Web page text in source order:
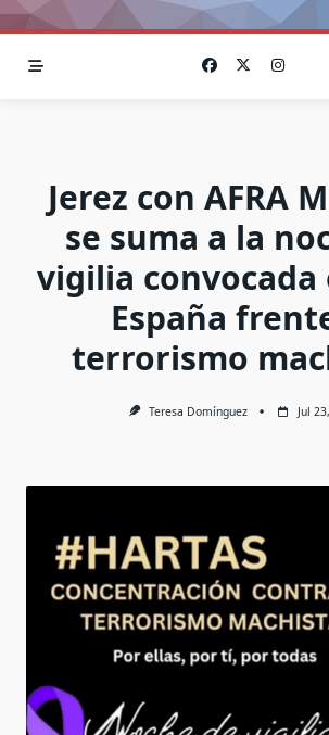
Jerez con AFRA
se suma a la
vigilia convocada
España
terrorismo
Teresa Domínguez Jul